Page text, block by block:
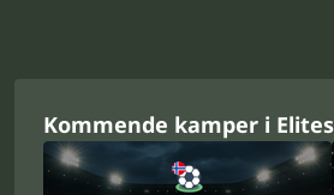
Kommende kamper i